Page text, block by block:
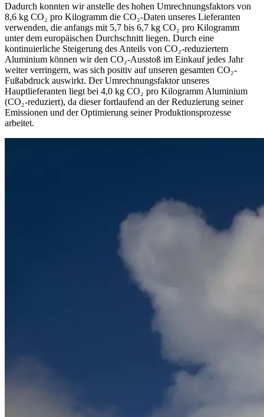
Dadurch konnten wir anstelle des hohen Umrechnungsfaktors von
8,6 kg CO₂ pro Kilogramm die CO₂-Daten unseres Lieferanten
verwenden, die anfangs mit 5,7 bis 6,7 kg CO₂ pro Kilogramm
unter dem europäischen Durchschnitt liegen. Durch eine
kontinuierliche Steigerung des Anteils von CO₂-reduziertem
Aluminium können wir den CO₂-Ausstoß im Einkauf jedes Jahr
weiter verringern, was sich positiv auf unseren gesamten CO₂-
Fußabdruck auswirkt. Der Umrechnungsfaktor unseres
Hauptlieferanten liegt bei 4,0 kg CO₂ pro Kilogramm Aluminium
(CO₂-reduziert), da dieser fortlaufend an der Reduzierung seiner
Emissionen und der Optimierung seiner Produktionsprozesse
arbeitet.